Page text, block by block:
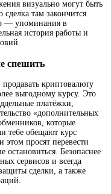
визуально могут быть
там закончится
— упоминания в
история работы и
спешить
криптовалюту
выгодному курсу. Это
платёжки,
«дополнительных
которые
тебе обещают курс
просят перевести
остановиться. Безопаснее
сервисов и всегда
сделки, а также